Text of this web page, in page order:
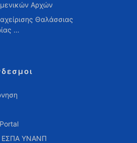
Αρχών
Θαλάσσιας
…
ΕΣΠΑ ΥΝΑΝΠ